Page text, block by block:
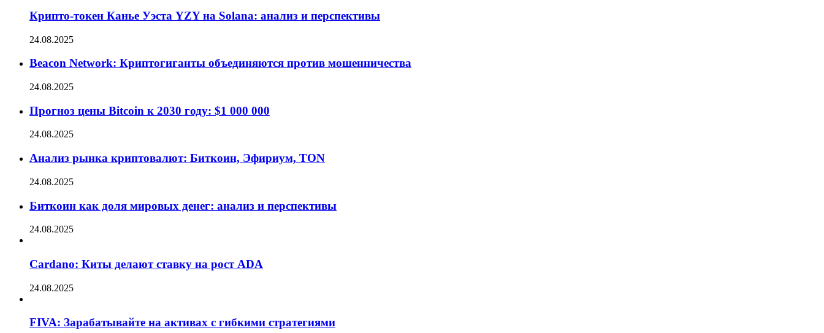
Крипто-токен Канье Уэста YZY на Solana: анализ и перспективы
24.08.2025
Beacon Network: Криптогиганты объединяются против мошенничества
24.08.2025
Прогноз цены Bitcoin к 2030 году: $1 000 000
24.08.2025
Анализ рынка криптовалют: Биткоин, Эфириум, TON
24.08.2025
Биткоин как доля мировых денег: анализ и перспективы
24.08.2025
Cardano: Киты делают ставку на рост ADA
24.08.2025
FIVA: Зарабатывайте на активах с гибкими стратегиями